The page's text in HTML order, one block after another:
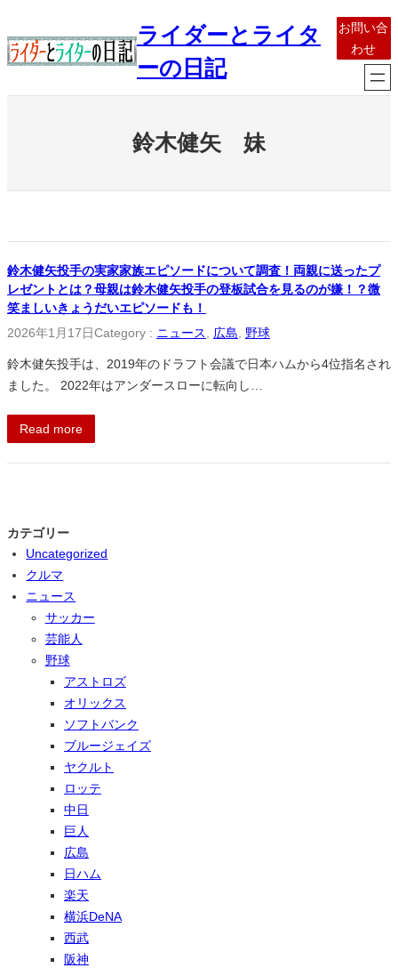
容
を
ライダーとライタ
ーの日記
お問い合
わせ
鈴木健矢 妹
鈴木健矢投手の実家家族エピソードについて調査！両親に送ったプ
レゼントとは？母親は鈴木健矢投手の登板試合を見るのが嫌！？微
笑ましいきょうだいエピソードも！
2026年1月17日Category : ニュース 広島 野球
鈴木健矢投手は、2019年のドラフト会議で日本ハムから4位指名され
ました。 2022年はアンダースローに転向し…
Read more
カテゴリー
Uncategorized
クルマ
ニュース
サッカー
芸能人
野球
アストロズ
オリックス
ソフトバンク
ブルージェイズ
ヤクルト
ロッテ
中日
巨人
広島
日ハム
楽天
横浜DeNA
西武
阪神